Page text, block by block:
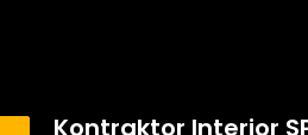
Kontraktor Interior